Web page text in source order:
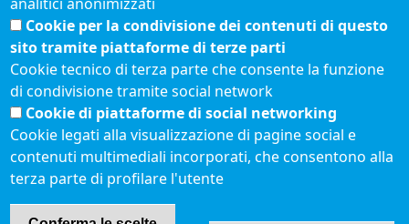
Redazione
Statistiche di accesso
Visite totali al portale: 2638790
Menù privacy
Feed RSS
Note legali
© 2021 Camere di
Commercio d'Italia
Cookie per la condivisione dei contenuti di questo
sito tramite piattaforme di terze parti
Cookie tecnico di terza parte che consente la funzione
di condivisione tramite social network
Cookie di piattaforme di social networking
Cookie legati alla visualizzazione di pagine social e
contenuti multimediali incorporati, che consentono alla
terza parte di profilare l'utente